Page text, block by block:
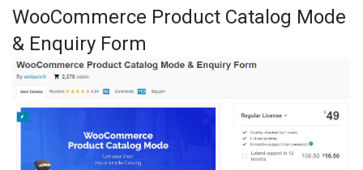
WooCommerce Product Catalog Mode
& Enquiry Form